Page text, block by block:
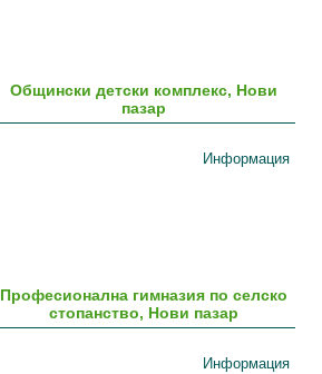
Общински детски комплекс, Нови
пазар
Информация
Професионална гимназия по селско
стопанство, Нови пазар
Информация